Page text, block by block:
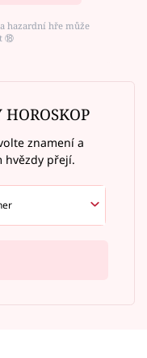
hazardní hře může
⑱
HOROSKOP
znamení a
hvězdy přejí.